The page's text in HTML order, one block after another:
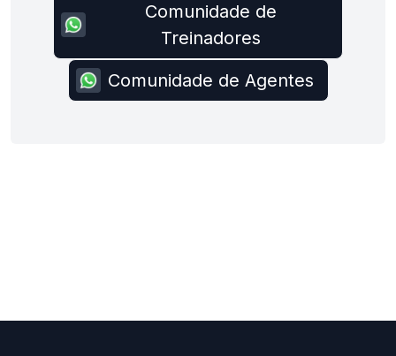
Comunidade de
Treinadores
Comunidade de Agentes